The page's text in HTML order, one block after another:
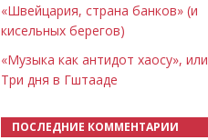
«Швейцария, страна банков» (и
кисельных берегов)
«Музыка как антидот хаосу», или
Три дня в Гштааде
ПОСЛЕДНИЕ КОММЕНТАРИИ